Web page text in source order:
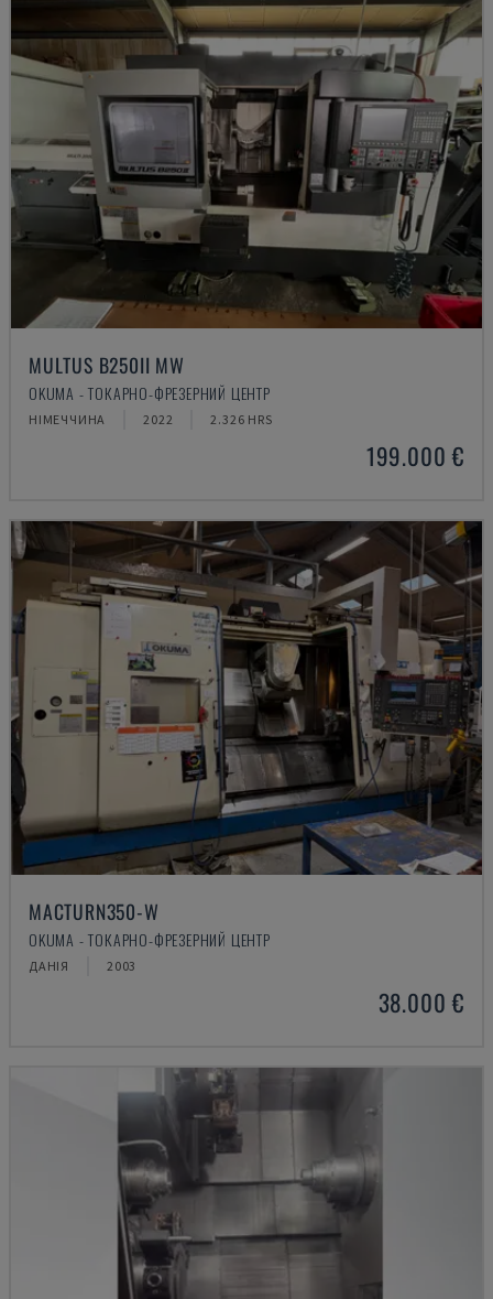
MULTUS B250II MW
OKUMA - ТОКАРНО-ФРЕЗЕРНИЙ ЦЕНТР
НІМЕЧЧИНА 2022 2.326 HRS
199.000 €
MACTURN350-W
OKUMA - ТОКАРНО-ФРЕЗЕРНИЙ ЦЕНТР
ДАНІЯ 2003
38.000 €